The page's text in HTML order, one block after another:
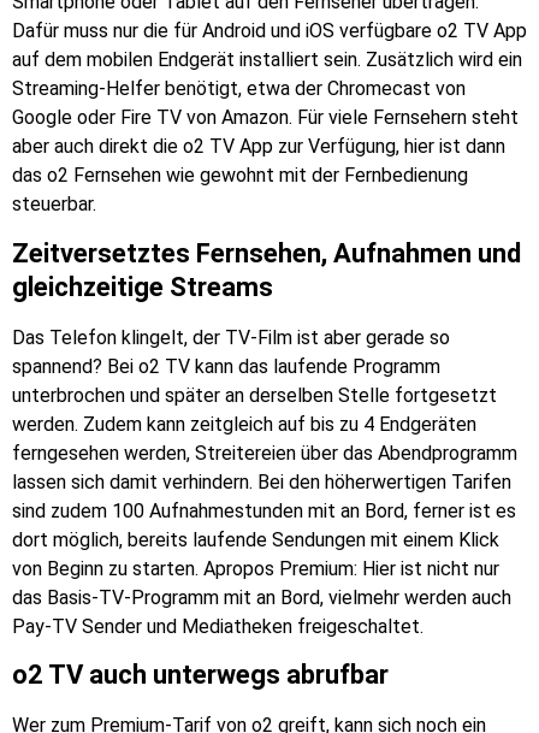
Dafür muss nur die für Android und iOS verfügbare o2 TV App
auf dem mobilen Endgerät installiert sein. Zusätzlich wird ein
Streaming-Helfer benötigt, etwa der Chromecast von
Google oder Fire TV von Amazon. Für viele Fernsehern steht
aber auch direkt die o2 TV App zur Verfügung, hier ist dann
das o2 Fernsehen wie gewohnt mit der Fernbedienung
steuerbar.
Zeitversetztes Fernsehen, Aufnahmen und
gleichzeitige Streams
Das Telefon klingelt, der TV-Film ist aber gerade so
spannend? Bei o2 TV kann das laufende Programm
unterbrochen und später an derselben Stelle fortgesetzt
werden. Zudem kann zeitgleich auf bis zu 4 Endgeräten
ferngesehen werden, Streitereien über das Abendprogramm
lassen sich damit verhindern. Bei den höherwertigen Tarifen
sind zudem 100 Aufnahmestunden mit an Bord, ferner ist es
dort möglich, bereits laufende Sendungen mit einem Klick
von Beginn zu starten. Apropos Premium: Hier ist nicht nur
das Basis-TV-Programm mit an Bord, vielmehr werden auch
Pay-TV Sender und Mediatheken freigeschaltet.
o2 TV auch unterwegs abrufbar
Wer zum Premium-Tarif von o2 greift, kann sich noch ein